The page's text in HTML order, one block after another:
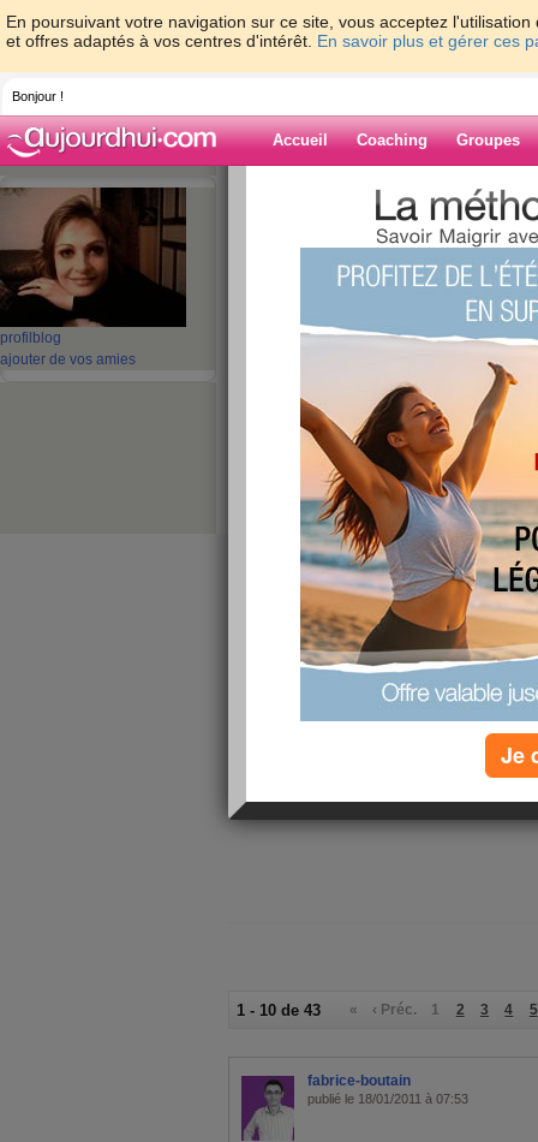
En poursuivant votre navigation sur ce site, vous acceptez
et offres adaptés à vos centres d'intérêt. En savoir plus et gérer ces
Bonjour !
Accueil Coaching Groupes
profil blog
ajouter de vos amies
> > Bon
Blog de
Bon anniversaire
Que ce jour soit a toi ma crapule!!!!!!
Un joyeux
mon dieu
1 - 10 de 43 « ‹ Préc. 1 2 3 4 5
fabrice-boutain
publié le 18/01/2011 à 07:53
Je